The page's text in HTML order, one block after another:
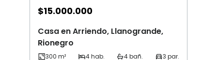
$15.000.000
Casa en Arriendo, Llanogrande,
Rionegro